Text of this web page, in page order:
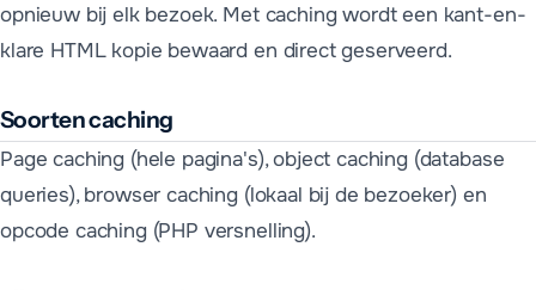
opnieuw bij elk bezoek. Met caching wordt een kant-en-
klare HTML kopie bewaard en direct geserveerd.
Soorten caching
Page caching (hele pagina's), object caching (database
queries), browser caching (lokaal bij de bezoeker) en
opcode caching (PHP versnelling).